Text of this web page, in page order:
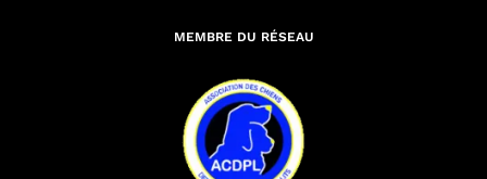
MEMBRE DU RÉSEAU